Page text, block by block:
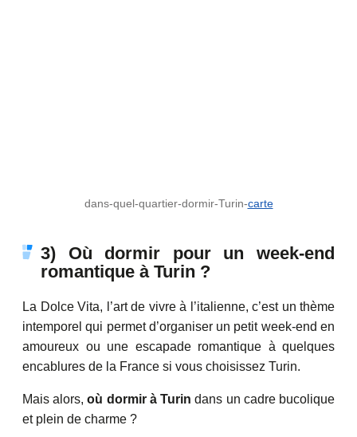
dans-quel-quartier-dormir-Turin-carte
3) Où dormir pour un week-end
romantique à Turin ?
La Dolce Vita, l’art de vivre à l’italienne, c’est un thème
intemporel qui permet d’organiser un petit week-end en
amoureux ou une escapade romantique à quelques
encablures de la France si vous choisissez Turin.
Mais alors,où dormir à Turindans un cadre bucolique
et plein de charme ?